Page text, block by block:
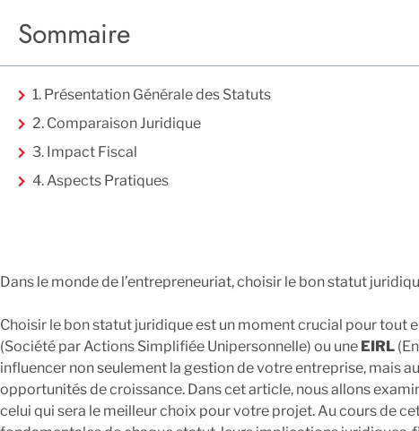
Sommaire
1. Présentation Générale des Statuts
2. Comparaison Juridique
3. Impact Fiscal
4. Aspects Pratiques
Dans le monde de l’entrepreneuriat, choisir le bon statut
Choisir le bon statut juridique est un moment crucial pour tout
(Société par Actions Simplifiée Unipersonnelle) ou une EIRL
influencer non seulement la gestion de votre entreprise, mais
opportunités de croissance. Dans cet article, nous allons
celui qui sera le meilleur choix pour votre projet. Au cours de